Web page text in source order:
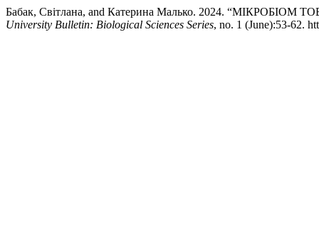
Бабак, Світлана, and Катерина Малько. 2024.
University Bulletin: Biological Sciences Series, no. 1 (June):53-62.